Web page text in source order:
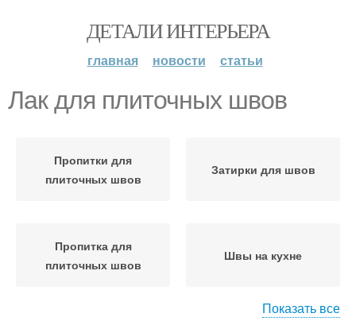
ДЕТАЛИ ИНТЕРЬЕРА
главная новости статьи
Лак для плиточных швов
Пропитки для
плиточных швов
Затирки для швов
Пропитка для
плиточных швов
Швы на кухне
Показать все